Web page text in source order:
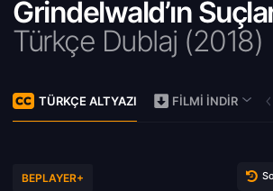
Grindelwald’ın
Türkçe Dublaj (2018)
TÜRKÇE ALTYAZI FILMI İNDIR
BEPLAYER+